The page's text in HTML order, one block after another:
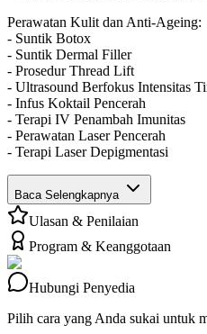
Perawatan Kulit dan Anti-Ageing:
- Suntik Botox
- Suntik Dermal Filler
- Prosedur Thread Lift
- Ultrasound Berfokus Intensitas
- Infus Koktail Pencerah
- Terapi IV Penambah Imunitas
- Perawatan Laser Pencerah
- Terapi Laser Depigmentasi
Baca Selengkapnya
Ulasan & Penilaian
Program & Keanggotaan
Hubungi Penyedia
Pilih cara yang Anda sukai untuk